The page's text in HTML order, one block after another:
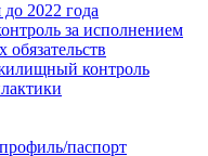
2022 года
за исполнением
контроль
паспорт